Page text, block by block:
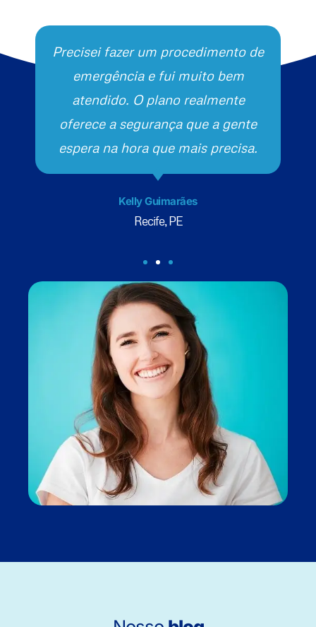
Precisei fazer um procedimento de
emergência e fui muito bem
atendido. O plano realmente
oferece a segurança que a gente
espera na hora que mais precisa.
Kelly Guimarães
Recife, PE